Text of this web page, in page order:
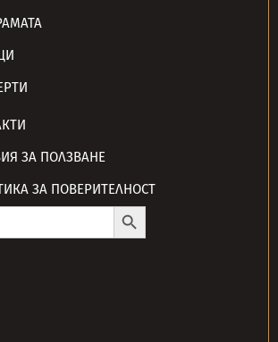
ЗА ПОЛЗВАНЕ
ЗА ПОВЕРИТЕЛНОСТ
Search Button